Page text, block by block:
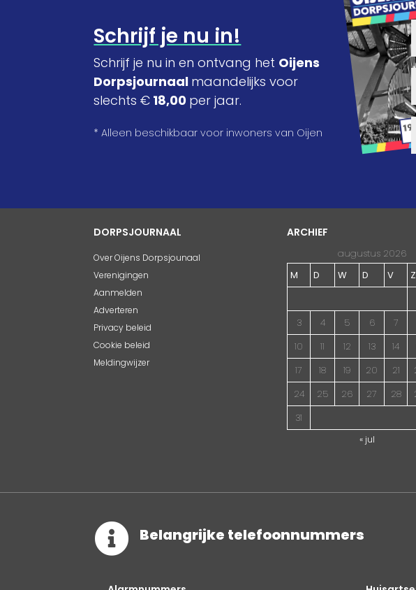
Schrijf je nu in!
Schrijf je nu in en ontvang het Oijens
Dorpsjournaal maandelijks voor
slechts € 18,00 per jaar.
* Alleen beschikbaar voor inwoners van Oijen
DORPSJOURNAAL
Over Oijens Dorpsjounaal
Verenigingen
Aanmelden
Adverteren
Privacy beleid
Cookie beleid
Meldingwijzer
ARCHIEF
augustus 2026
M
D W D V Z
3
4 5 6 7
10
11 12 13 14
17
18 19 20 21
24
25 26 27 28
31
« jul
 Belangrijke telefoonnummers